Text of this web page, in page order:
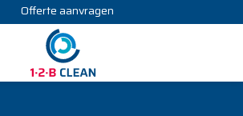
Offerte aanvragen